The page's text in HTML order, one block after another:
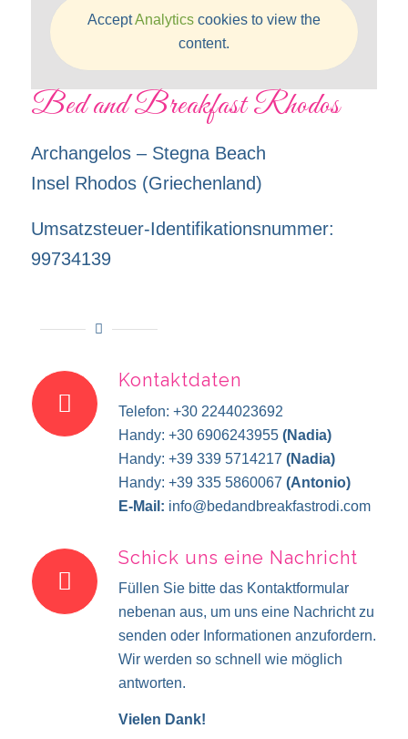
AcceptAnalyticscookies to view the
content.
Bed and Breakfast Rhodos
Archangelos – Stegna Beach
Insel Rhodos (Griechenland)
Umsatzsteuer-Identifikationsnummer:
99734139
Kontaktdaten
Telefon: +30 2244023692
Handy: +30 6906243955 (Nadia)
Handy: +39 339 5714217 (Nadia)
Handy: +39 335 5860067 (Antonio)
E-Mail: info@bedandbreakfastrodi.com
Schick uns eine Nachricht
Füllen Sie bitte das Kontaktformular
nebenan aus, um uns eine Nachricht zu
senden oder Informationen anzufordern.
Wir werden so schnell wie möglich
antworten.
Vielen Dank!